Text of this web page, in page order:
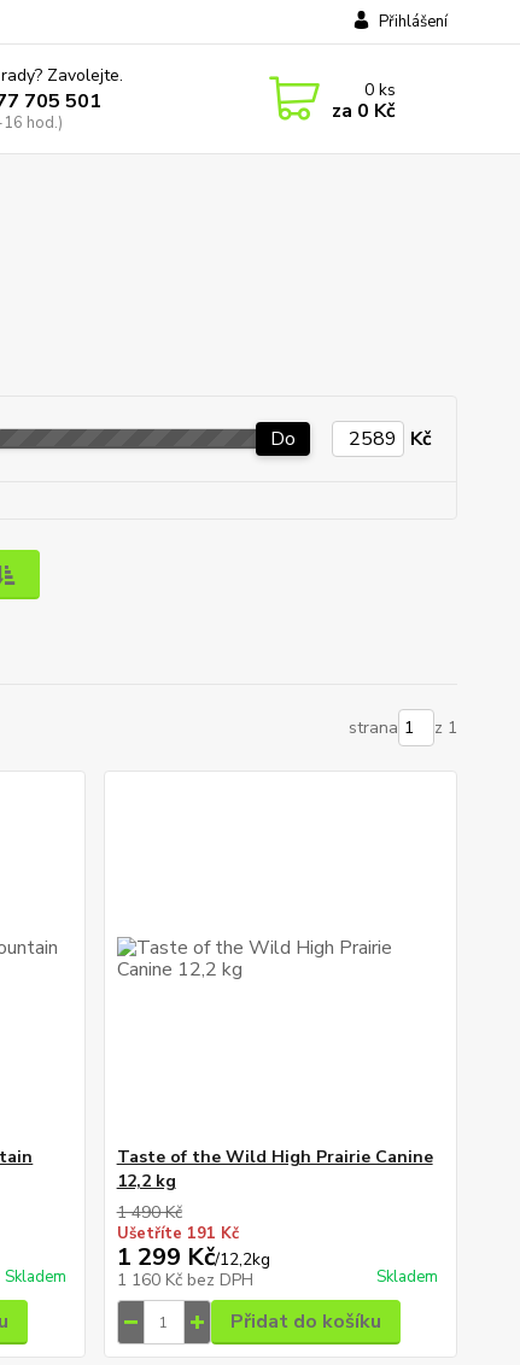
Přihlášení
Zavolejte.
705 501
hod.)
0ks
za 0 Kč
Do Kč
strana z 1
Skladem
Taste of the Wild High Prairie Canine
12,2 kg
1 490 Kč
Ušetříte 191 Kč
1 299 Kč/12,2kg
1 160 Kč bez DPH Skladem
Přidat do košíku